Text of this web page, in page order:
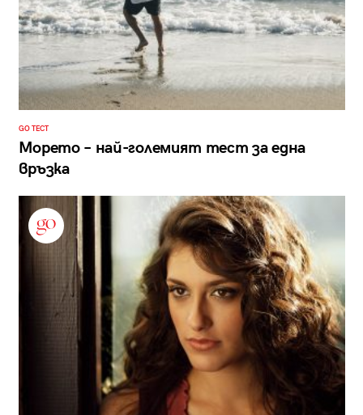
GO ТЕСТ
Морето – най-големият тест за една
връзка